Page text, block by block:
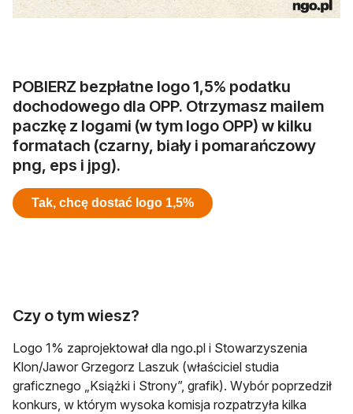
POBIERZ bezpłatne logo 1,5% podatku
dochodowego dla OPP. Otrzymasz mailem
paczkę z logami (w tym logo OPP) w kilku
formatach (czarny, biały i pomarańczowy
png, eps i jpg).
Tak, chcę dostać logo 1,5%
Czy o tym wiesz?
Logo 1% zaprojektował dla ngo.pl i Stowarzyszenia
Klon/Jawor Grzegorz Laszuk (właściciel studia
graficznego „Książki i Strony”, grafik). Wybór poprzedził
konkurs, w którym wysoka komisja rozpatrzyła kilka